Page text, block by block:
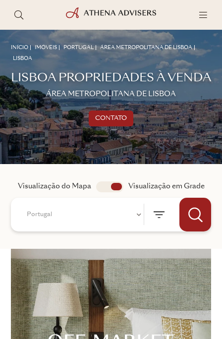
INÍCIO IMÓVEIS PORTUGAL ÁREA METROPOLITANA DE LISBOA
LISBOA
LISBOA PROPRIEDADES À VENDA
ÁREA METROPOLITANA DE LISBOA
CONTATO
Entre em contacto
ENVIAR
Visualização do Mapa app.search.view
Visualização em Grade
Portugal